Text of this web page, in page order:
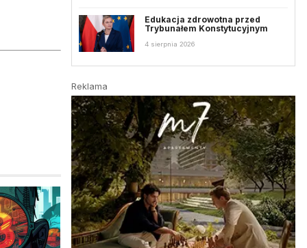
Edukacja zdrowotna przed
Trybunałem Konstytucyjnym
4 sierpnia 2026
Reklama